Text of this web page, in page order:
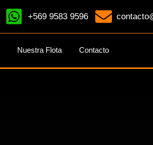
+569 9583 9596
Nuestra Flota Contacto